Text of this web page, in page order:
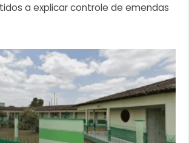
a explicar controle de emendas